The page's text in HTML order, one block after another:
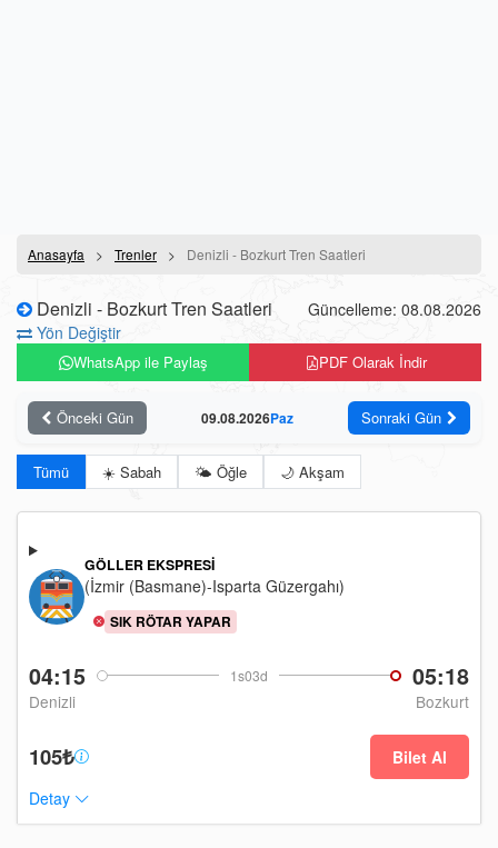
Anasayfa Trenler Denizli - Bozkurt Tren Saatleri
Denizli - Bozkurt Tren Saatleri
Yön Değiştir
Güncelleme: 08.08.2026
WhatsApp ile Paylaş PDF Olarak İndir
Önceki Gün 09.08.2026Paz Sonraki Gün
Tümü ☀️ Sabah 🌤️ Öğle 🌙 Akşam
04:15 1s03d 05:18
Denizli Bozkurt
GÖLLER EKSPRESI
(İzmir (Basmane)-Isparta Güzergahı)
SIK RÖTAR YAPAR
105₺
Bilet Al
Detay